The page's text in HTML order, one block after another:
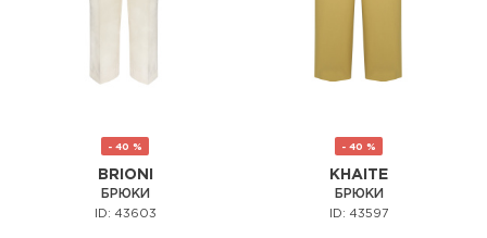
- 40 %
BRIONI
БРЮКИ
ID: 43603
- 40 %
KHAITE
БРЮКИ
ID: 43597